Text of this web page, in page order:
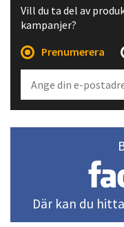
Vill du ta del av
kampanjer?
Prenumerera
Där kan du